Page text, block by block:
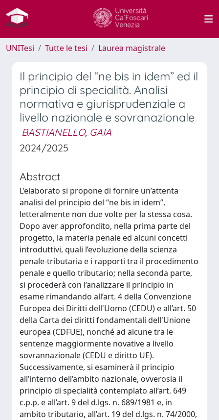
UNITesi Tutte le tesi Laurea magistrale
Il principio del “ne bis in idem” ed il
principio di specialità. Analisi
normativa e giurisprudenziale a
livello nazionale e sovranazionale
BASTIANELLO, GAIA
2024/2025
Abstract
L’elaborato si propone di fornire un’attenta
analisi del principio del “ne bis in idem”,
letteralmente non due volte per la stessa cosa.
Dopo aver approfondito, nella prima parte del
progetto, la materia penale ed alcuni concetti
introduttivi, quali l’evoluzione della scienza
penale-tributaria e i rapporti tra il procedimento
penale e quello tributario; nella seconda parte,
si procederà con l’analizzare il principio in
esame rimandando all’art. 4 della Convenzione
Europea dei Diritti dell'Uomo (CEDU) e all’art. 50
della Carta dei diritti fondamentali dell'Unione
europea (CDFUE), nonché ad alcune tra le
sentenze maggiormente novative a livello
sovrannazionale (CEDU e diritto UE).
Successivamente, si esaminerà il principio
all’interno dell’ambito nazionale, ovverosia il
principio di specialità contemplato all’art. 649
c.p.p. e all’art. 9 del d.lgs. n. 689/1981 e, in
ambito tributario, all’art. 19 del d.lgs. n. 74/2000,